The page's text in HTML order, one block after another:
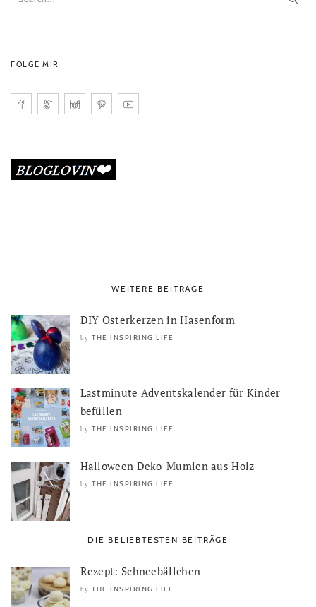
FOLGE MIR
WEITERE BEITRÄGE
DIY Osterkerzen in Hasenform
by THE INSPIRING LIFE
Lastminute Adventskalender für Kinder
befüllen
by THE INSPIRING LIFE
Halloween Deko-Mumien aus Holz
by THE INSPIRING LIFE
DIE BELIEBTESTEN BEITRÄGE
Rezept: Schneebällchen
by THE INSPIRING LIFE